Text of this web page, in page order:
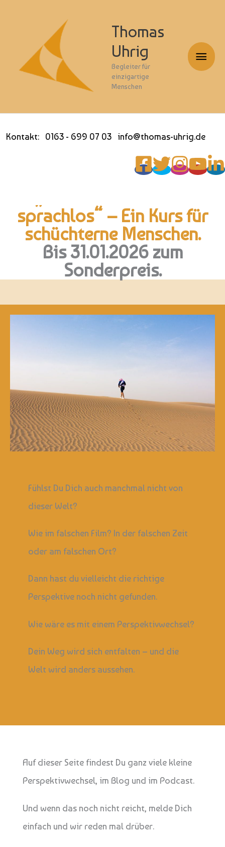
Thomas
Uhrig
Begleiter für
einzigartige
Menschen
Kontakt: 0163 - 699 07 03 info@thomas-uhrig.de
sprachlos“ – Ein Kurs für
schüchterne Menschen.
Bis 31.01.2026 zum
Sonderpreis.
Fühlst Du Dich auch manchmal nicht von
dieser Welt?
Wie im falschen Film? In der falschen Zeit
oder am falschen Ort?
Dann hast du vielleicht die richtige
Perspektive noch nicht gefunden.
Wie wäre es mit einem Perspektivwechsel?
Dein Weg wird sich entfalten – und die
Welt wird anders aussehen.
Auf dieser Seite findest Du ganz viele kleine
Perspektivwechsel, im Blog und im Podcast.
Und wenn das noch nicht reicht, melde Dich
einfach und wir reden mal drüber.